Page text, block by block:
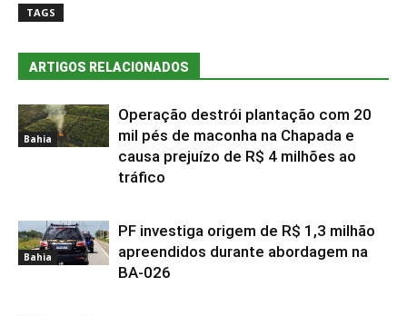
TAGS
ARTIGOS RELACIONADOS
Bahia
Operação destrói plantação com 20
mil pés de maconha na Chapada e
causa prejuízo de R$ 4 milhões ao
tráfico
Bahia
PF investiga origem de R$ 1,3 milhão
apreendidos durante abordagem na
BA-026